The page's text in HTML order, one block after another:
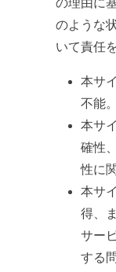
の理由に
のような
いて責任
本サ
不能。
本サ
確性
性に
本サ
得、
サー
する